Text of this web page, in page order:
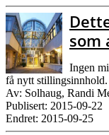
som
Ingen
få nytt stillingsinnhold.
Av: Solhaug, Randi
Publisert: 2015-09-22
Endret: 2015-09-25